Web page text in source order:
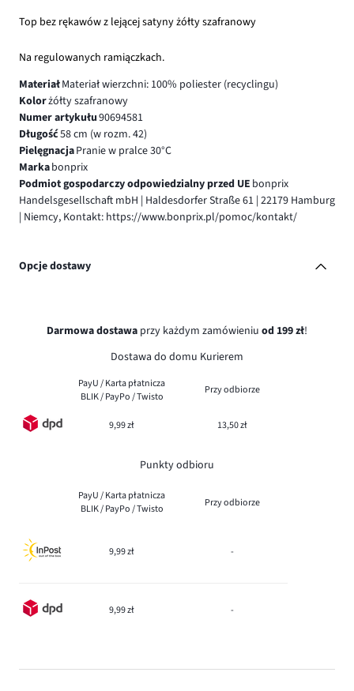
Top bez rękawów z lejącej satyny żółty szafranowy
Na regulowanych ramiączkach.
MateriałMateriał wierzchni: 100% poliester (recyclingu)
Kolorżółty szafranowy
Numer artykułu90694581
Długość58 cm (w rozm. 42)
PielęgnacjaPranie w pralce 30°C
Markabonprix
Podmiot gospodarczy odpowiedzialny przed UE bonprix
Handelsgesellschaft mbH | Haldesdorfer Straße 61 | 22179 Hamburg
| Niemcy, Kontakt: https://www.bonprix.pl/pomoc/kontakt/
Opcje dostawy
Darmowa dostawa przy każdym zamówieniu od 199 zł!
Dostawa do domu Kurierem
PayU / Karta płatnicza
BLIK / PayPo / Twisto
Przy odbiorze
9,99 zł 13,50 zł
Punkty odbioru
PayU / Karta płatnicza
BLIK / PayPo / Twisto
Przy odbiorze
9,99 zł -
9,99 zł -